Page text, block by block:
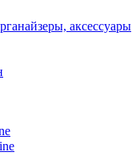
аксессуары